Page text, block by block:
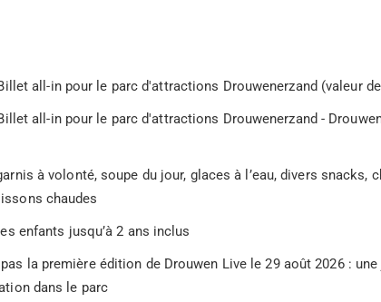
all-in pour le parc d'attractions Drouwenerzand (valeur
all-in pour le parc d'attractions Drouwenerzand -
à volonté, soupe du jour, glaces à l’eau, divers snacks,
chaudes
enfants jusqu’à 2 ans inclus
la première édition de Drouwen Live le 29 août 2026 :
dans le parc